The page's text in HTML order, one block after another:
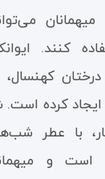
میهمانان
کنند.
کرده است.
با عطر
است و